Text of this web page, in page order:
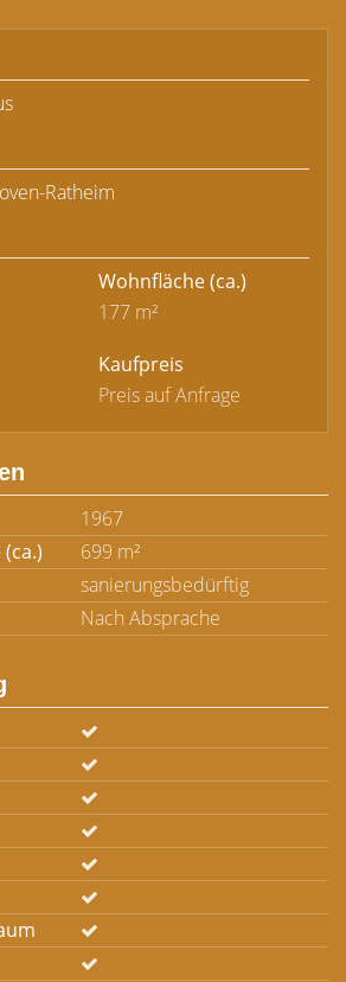
Ratheim
Wohnfläche(ca.)
177 m²
Kaufpreis
Preis auf Anfrage
1967
699 m²
sanierungsbedürftig
Nach Absprache